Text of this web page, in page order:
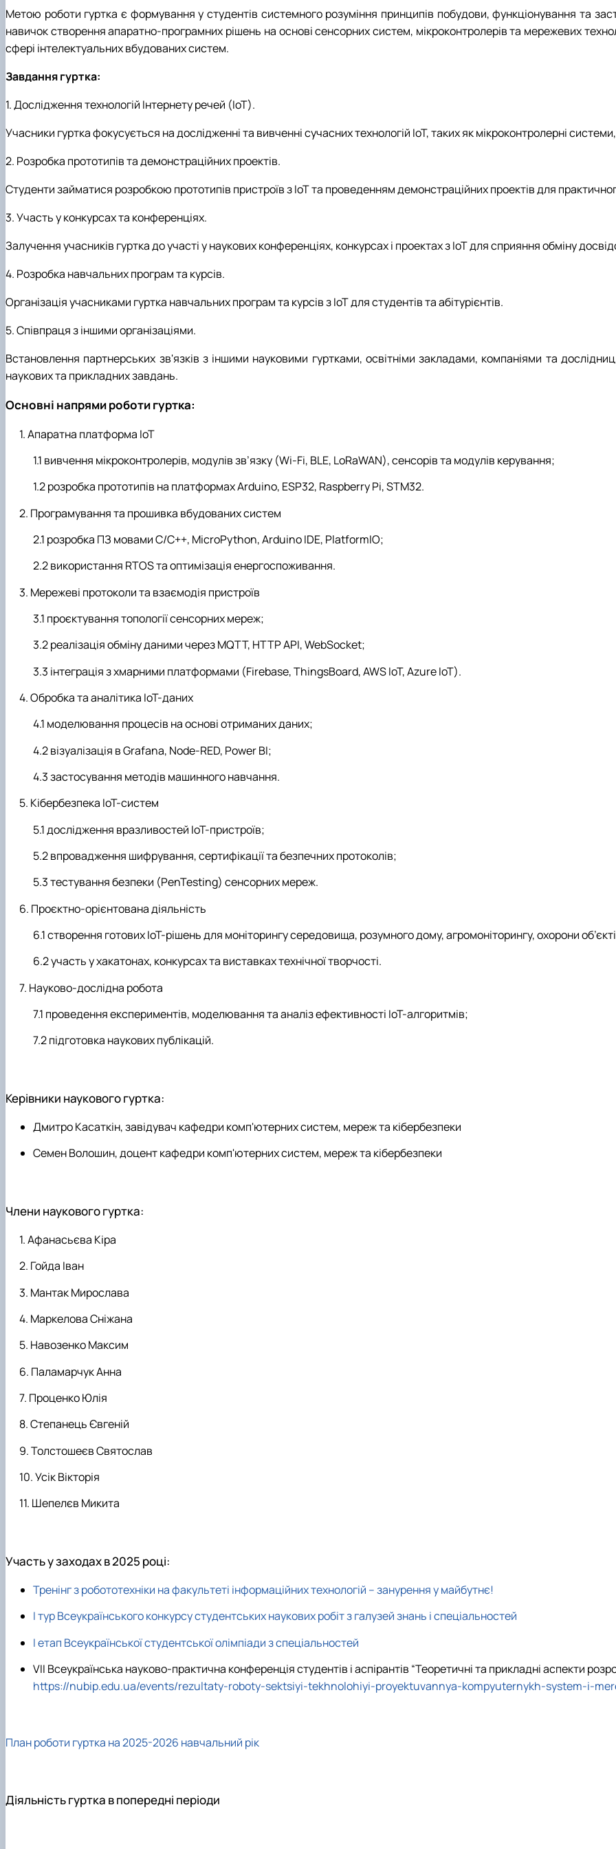
Метою роботи гуртка є формування у студентів системного розуміння принципів побудови, функціонування та
навичок створення апаратно-програмних рішень на основі сенсорних систем, мікроконтролерів та мережевих
сфері інтелектуальних вбудованих систем.
Завдання гуртка:
1. Дослідження технологій Інтернету речей (IoT).
Учасники гуртка фокусується на дослідженні та вивченні сучасних технологій IoT, таких як мікроконтролерні
2. Розробка прототипів та демонстраційних проектів.
Студенти займатися розробкою прототипів пристроїв з IoT та проведенням демонстраційних проектів для
3. Участь у конкурсах та конференціях.
Залучення учасників гуртка до участі у наукових конференціях, конкурсах і проектах з IoT для сприяння обміну
4. Розробка навчальних програм та курсів.
Організація учасниками гуртка навчальних програм та курсів з IoT для студентів та абітурієнтів.
5. Співпраця з іншими організаціями.
Встановлення партнерських зв'язків з іншими науковими гуртками, освітніми закладами, компаніями та
наукових та прикладних завдань.
Основні напрями роботи гуртка:
Апаратна платформа IoT
вивчення мікроконтролерів, модулів зв’язку (Wi-Fi, BLE, LoRaWAN), сенсорів та модулів керування;
розробка прототипів на платформах Arduino, ESP32, Raspberry Pi, STM32.
Програмування та прошивка вбудованих систем
розробка ПЗ мовами C/C++, MicroPython, Arduino IDE, PlatformIO;
використання RTOS та оптимізація енергоспоживання.
Мережеві протоколи та взаємодія пристроїв
проєктування топології сенсорних мереж;
реалізація обміну даними через MQTT, HTTP API, WebSocket;
інтеграція з хмарними платформами (Firebase, ThingsBoard, AWS IoT, Azure IoT).
Обробка та аналітика IoT-даних
моделювання процесів на основі отриманих даних;
візуалізація в Grafana, Node-RED, Power BI;
застосування методів машинного навчання.
Кібербезпека IoT-систем
дослідження вразливостей IoT-пристроїв;
впровадження шифрування, сертифікації та безпечних протоколів;
тестування безпеки (PenTesting) сенсорних мереж.
Проєктно-орієнтована діяльність
створення готових IoT-рішень для моніторингу середовища, розумного дому, агромоніторингу, охорони
участь у хакатонах, конкурсах та виставках технічної творчості.
Науково-дослідна робота
проведення експериментів, моделювання та аналіз ефективності IoT-алгоритмів;
підготовка наукових публікацій.
Керівники наукового гуртка:
Дмитро Касаткін, завідувач кафедри комп'ютерних систем, мереж та кібербезпеки
Семен Волошин, доцент кафедри комп'ютерних систем, мереж та кібербезпеки
Члени наукового гуртка:
Афанасьєва Кіра
Гойда Іван
Мантак Мирослава
Маркелова Сніжана
Навозенко Максим
Паламарчук Анна
Проценко Юлія
Степанець Євгеній
Толстошеєв Святослав
Усік Вікторія
Шепелєв Микита
Участь у заходах в 2025 році:
Тренінг з робототехніки на факультеті інформаційних технологій – занурення у майбутнє!
І тур Всеукраїнського конкурсу студентських наукових робіт з галузей знань і спеціальностей
І етап Всеукраїнської студентської олімпіади з спеціальностей
VІІ Всеукраїнська науково-практична конференція студентів і аспірантів “Теоретичні та прикладні аспекти
https://nubip.edu.ua/events/rezultaty-roboty-sektsiyi-tekhnolohiyi-proyektuvannya-kompyuternykh-system-i-
План роботи гуртка на 2025-2026 навчальний рік
Діяльність гуртка в попередні періоди